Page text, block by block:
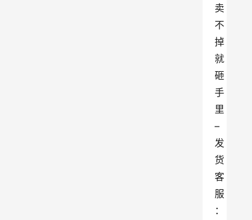
卖
不
掉
就
砸
手
里
–
发
货
客
服
：